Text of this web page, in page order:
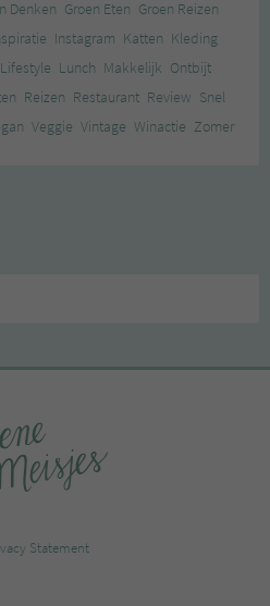
Denken Groen Eten Groen Reizen
Instagram Katten Kleding
Lifestyle Lunch Makkelijk Ontbijt
Reizen Restaurant Review Snel
Veggie Vintage Winactie Zomer
Statement